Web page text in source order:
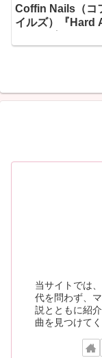
Coffin Nails（コ
イルズ）『Hard
産声を上げたサ
ァスト、そして
スな一枚
当サイトでは
代を問わず、
説とともに紹
曲を見つけてく